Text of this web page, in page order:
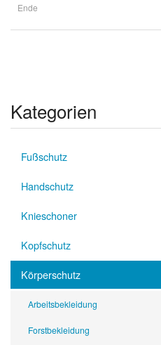
Ende
Kategorien
Fußschutz
Handschutz
Knieschoner
Kopfschutz
Körperschutz
Arbeitsbekleidung
Forstbekleidung